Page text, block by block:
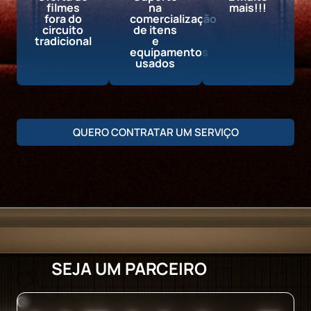
filmes
fora do
circuito
tradicional
na
comercialização
de itens
e
equipamentos
usados
mais!!!
QUERO CONTRATAR UM SERVIÇO
SEJA UM PARCEIRO
O